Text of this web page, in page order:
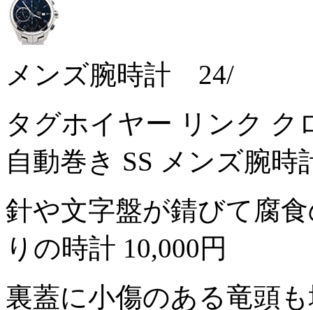
メンズ腕時計 24/
タグホイヤー リンク ク
自動巻き SS メンズ腕時
針や文字盤が錆びて腐
りの時計 10,000円
裏蓋に小傷のある竜頭